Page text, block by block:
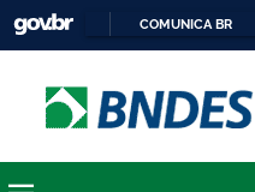
COMUNICA BR